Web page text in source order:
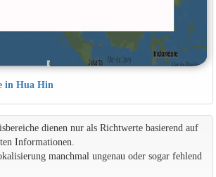
in Hua Hin
dienen nur als Richtwerte basierend auf
Informationen.
manchmal ungenau oder sogar fehlend